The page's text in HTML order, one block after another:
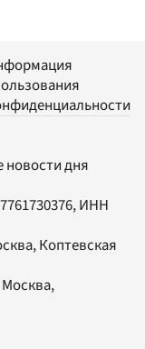
новости дня
ИНН
Коптевская
Москва,